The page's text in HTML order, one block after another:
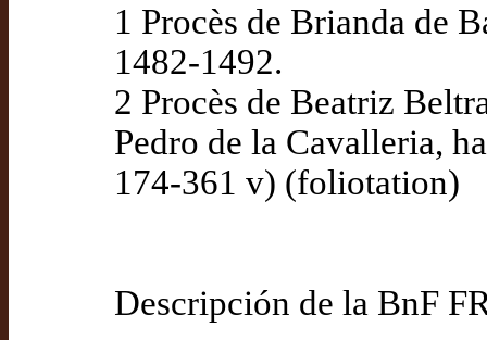
1 Procès de Brianda de
1482-1492.
2 Procès de Beatriz
Pedro de la Cavalleria,
174-361 v) (foliotation)
Descripción de la BnF